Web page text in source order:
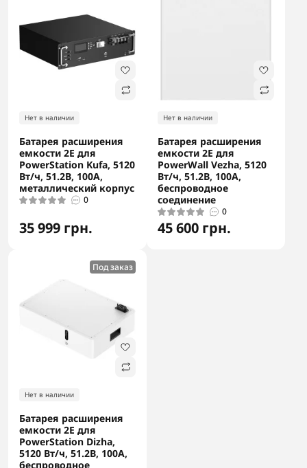
Нет в наличии
Батарея расширения
емкости 2E для
PowerStation Kufa, 5120
Вт/ч, 51.2В, 100А,
металлический корпус
0
35 999 грн.
Нет в наличии
Батарея расширения
емкости 2E для
PowerWall Vezha, 5120
Вт/ч, 51.2В, 100А,
беспроводное
соединение
0
45 600 грн.
Под заказ
Нет в наличии
Батарея расширения
емкости 2E для
PowerStation Dizha,
5120 Вт/ч, 51.2В, 100А,
беспроводное